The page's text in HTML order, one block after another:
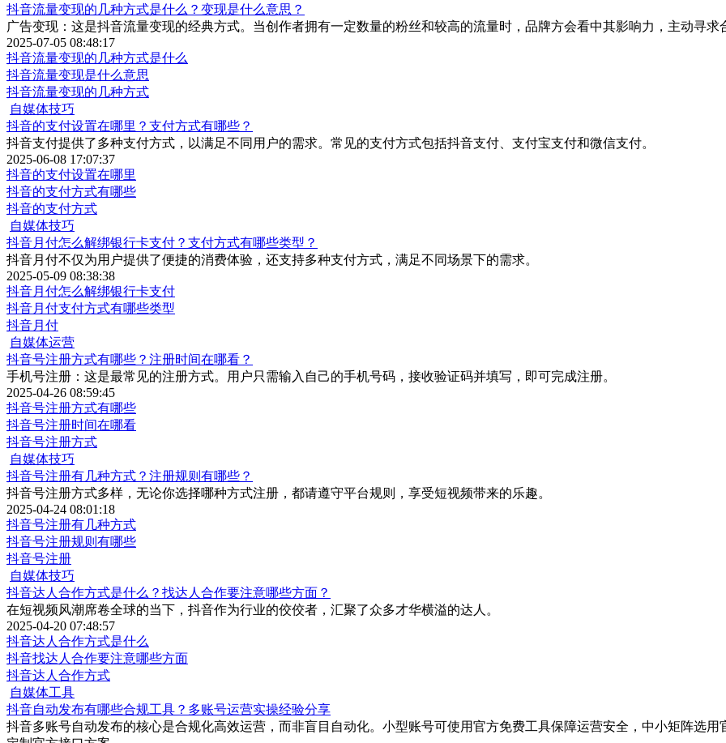
抖音流量变现的几种方式是什么？变现是什么意思？
广告变现：这是抖音流量变现的经典方式。当创作者拥有一定数量的粉丝和较高的流量时，品牌方会看中其影响力，主动寻求
2025-07-05 08:48:17
抖音流量变现的几种方式是什么
抖音流量变现是什么意思
抖音流量变现的几种方式
自媒体技巧
抖音的支付设置在哪里？支付方式有哪些？
抖音支付提供了多种支付方式，以满足不同用户的需求。常见的支付方式包括抖音支付、支付宝支付和微信支付。
2025-06-08 17:07:37
抖音的支付设置在哪里
抖音的支付方式有哪些
抖音的支付方式
自媒体技巧
抖音月付怎么解绑银行卡支付？支付方式有哪些类型？
抖音月付不仅为用户提供了便捷的消费体验，还支持多种支付方式，满足不同场景下的需求。
2025-05-09 08:38:38
抖音月付怎么解绑银行卡支付
抖音月付支付方式有哪些类型
抖音月付
自媒体运营
抖音号注册方式有哪些？注册时间在哪看？
手机号注册：这是最常见的注册方式。用户只需输入自己的手机号码，接收验证码并填写，即可完成注册。
2025-04-26 08:59:45
抖音号注册方式有哪些
抖音号注册时间在哪看
抖音号注册方式
自媒体技巧
抖音号注册有几种方式？注册规则有哪些？
抖音号注册方式多样，无论你选择哪种方式注册，都请遵守平台规则，享受短视频带来的乐趣。
2025-04-24 08:01:18
抖音号注册有几种方式
抖音号注册规则有哪些
抖音号注册
自媒体技巧
抖音达人合作方式是什么？找达人合作要注意哪些方面？
在短视频风潮席卷全球的当下，抖音作为行业的佼佼者，汇聚了众多才华横溢的达人。
2025-04-20 07:48:57
抖音达人合作方式是什么
抖音找达人合作要注意哪些方面
抖音达人合作方式
自媒体工具
抖音自动发布有哪些合规工具？多账号运营实操经验分享
抖音多账号自动发布的核心是合规化高效运营，而非盲目自动化。小型账号可使用官方免费工具保障运营安全，中小矩阵选